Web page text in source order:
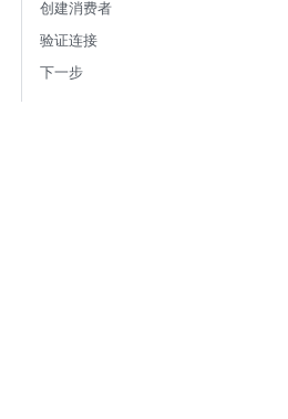
创建消费者
验证连接
下一步